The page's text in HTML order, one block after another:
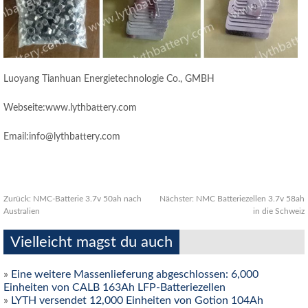
Luoyang Tianhuan Energietechnologie Co., GMBH
Webseite:www.lythbattery.com
Email:info@lythbattery.com
Zurück: NMC-Batterie 3.7v 50ah nach
Australien
Nächster: NMC Batteriezellen 3.7v 58ah
in die Schweiz
Vielleicht magst du auch
» Eine weitere Massenlieferung abgeschlossen: 6,000
Einheiten von CALB 163Ah LFP-Batteriezellen
» LYTH versendet 12,000 Einheiten von Gotion 104Ah